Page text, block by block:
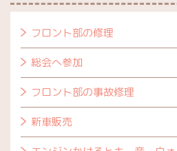
フロント部の修理
総会へ参加
フロント部の事故修理
新車販売